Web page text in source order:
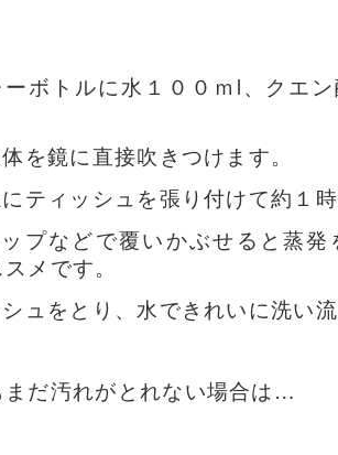
ーボトルに水１００ｍl、クエ
を鏡に直接吹きつけます。
ティッシュを張り付けて約１
プなどで覆いかぶせると蒸
メです。
ュをとり、水できれいに洗い
まだ汚れがとれない場合は…